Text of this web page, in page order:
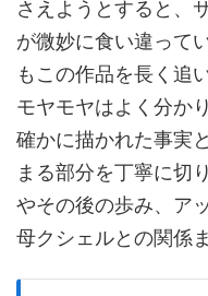
さえようとすると、
が微妙に食い違って
もこの作品を長く追
モヤモヤはよく分か
確かに描かれた事実
まる部分を丁寧に切
やその後の歩み、ア
母クシェルとの関係